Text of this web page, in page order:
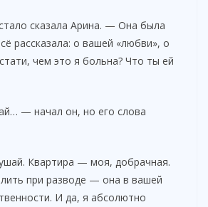
сказала Арина. — Она была
рассказала: о вашей «любви», о
чем это я больна? Что ты ей
— начал он, но его слова
Квартира — моя, добрачная.
при разводе — она в вашей
И да, я абсолютно